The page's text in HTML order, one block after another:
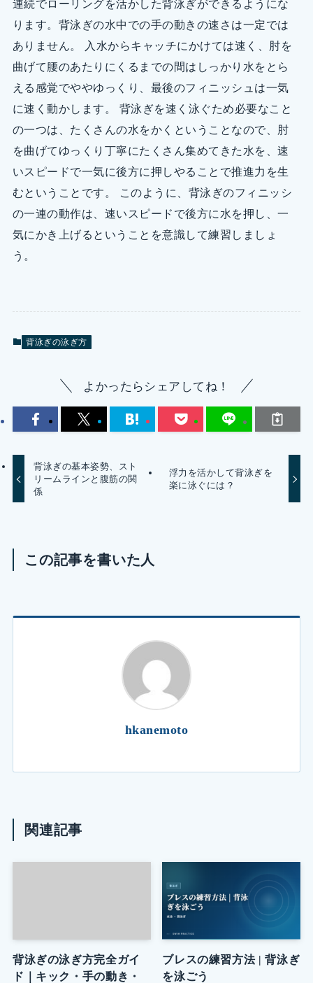
連続でローリングを活かした背泳ぎができるようにな
ります。背泳ぎの水中での手の動きの速さは一定では
ありません。 入水からキャッチにかけては速く、肘を
曲げて腰のあたりにくるまでの間はしっかり水をとら
える感覚でややゆっくり、最後のフィニッシュは一気
に速く動かします。 背泳ぎを速く泳ぐため必要なこと
の一つは、たくさんの水をかくということなので、肘
を曲げてゆっくり丁寧にたくさん集めてきた水を、速
いスピードで一気に後方に押しやることで推進力を生
むということです。 このように、背泳ぎのフィニッシ
の一連の動作は、速いスピードで後方に水を押し、一
気にかき上げるということを意識して練習しましょ
う。
背泳ぎの泳ぎ方
よかったらシェアしてね！
背泳ぎの基本姿勢、スト
リームラインと腹筋の関
係
浮力を活かして背泳ぎを
楽に泳ぐには？
この記事を書いた人
hkanemoto
関連記事
背泳ぎの泳ぎ方完全ガイ
ド｜キック・手の動き・
ブレスの練習方法 | 背泳ぎ
を泳ごう